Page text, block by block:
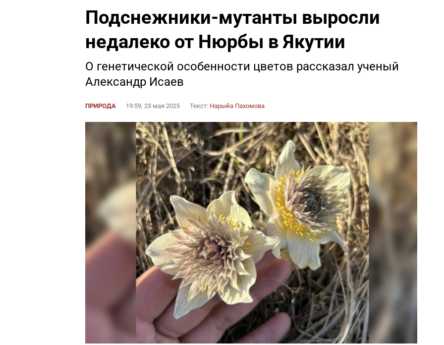
Подснежники-мутанты выросли
недалеко от Нюрбы в Якутии
О генетической особенности цветов рассказал ученый
Александр Исаев
ПРИРОДА 19:59, 23 мая 2025 Текст: Нарыйа Пахомова